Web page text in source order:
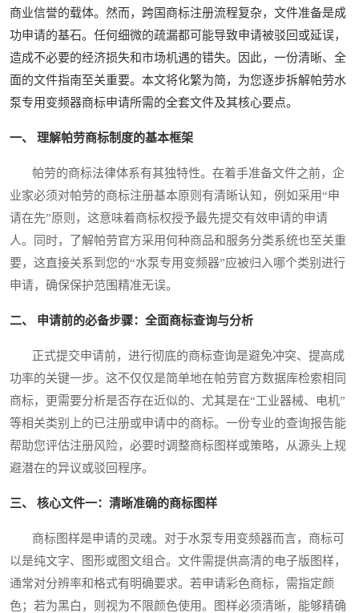
商业信誉的载体。然而，跨国商标注册流程复杂，文件准备是成
功申请的基石。任何细微的疏漏都可能导致申请被驳回或延误，
造成不必要的经济损失和市场机遇的错失。因此，一份清晰、全
面的文件指南至关重要。本文将化繁为简，为您逐步拆解帕劳水
泵专用变频器商标申请所需的全套文件及其核心要点。
一、 理解帕劳商标制度的基本框架
帕劳的商标法律体系有其独特性。在着手准备文件之前，企
业家必须对帕劳的商标注册基本原则有清晰认知，例如采用“申
请在先”原则，这意味着商标权授予最先提交有效申请的申请
人。同时，了解帕劳官方采用何种商品和服务分类系统也至关重
要，这直接关系到您的“水泵专用变频器”应被归入哪个类别进行
申请，确保保护范围精准无误。
二、 申请前的必备步骤：全面商标查询与分析
正式提交申请前，进行彻底的商标查询是避免冲突、提高成
功率的关键一步。这不仅仅是简单地在帕劳官方数据库检索相同
商标，更需要分析是否存在近似的、尤其是在“工业器械、电机”
等相关类别上的已注册或申请中的商标。一份专业的查询报告能
帮助您评估注册风险，必要时调整商标图样或策略，从源头上规
避潜在的异议或驳回程序。
三、 核心文件一：清晰准确的商标图样
商标图样是申请的灵魂。对于水泵专用变频器而言，商标可
以是纯文字、图形或图文组合。文件需提供高清的电子版图样，
通常对分辨率和格式有明确要求。若申请彩色商标，需指定颜
色；若为黑白，则视为不限颜色使用。图样必须清晰，能够精确